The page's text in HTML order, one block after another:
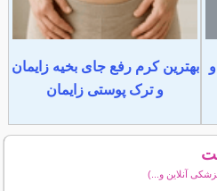
بهترین کرم رفع جای بخیه زایمان
و ترک پوستی زایمان
آنلاین و...)